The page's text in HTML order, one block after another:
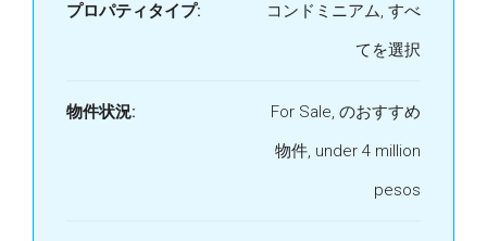
プロパティタイプ:
コンドミニアム, すべ
てを選択
物件状況:
For Sale, のおすすめ
物件, under 4 million
pesos